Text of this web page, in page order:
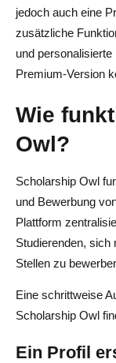
jedoch auch eine
zusätzliche
und
Premium-Version
Wie
Owl?
Scholarship Owl
und Bewerbung
Plattform
Studierenden, sich
Stellen zu
Eine schrittweise
Scholarship Owl
Ein Profil